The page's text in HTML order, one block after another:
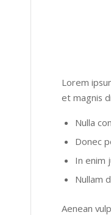
Lorem
et magnis
Nulla
Donec
In enim
Nullam
Aenean